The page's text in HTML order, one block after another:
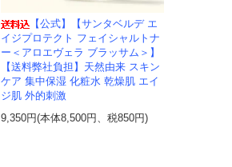
【公式】【サンタベルデ エ
イジプロテクト フェイシャルトナ
ー＜アロエヴェラ ブラッサム＞】
【送料弊社負担】天然由来 スキン
ケア 集中保湿 化粧水 乾燥肌 エイ
ジ肌 外的刺激
9,350円(本体8,500円、税850円)